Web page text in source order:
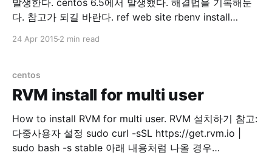
발생한다. centos 6.5에서 발생했다. 해결법을 기록해둔
다. 참고가 되길 바란다. ref web site rbenv install
problem: BUILD FAILED Inspect or clean up the
24 Apr 2015 2 min read
centos
RVM install for multi user
How to install RVM for multi user. RVM 설치하기 참고:
다중사용자 설정 sudo curl -sSL https://get.rvm.io |
sudo bash -s stable 아래 내용처럼 나올 경우